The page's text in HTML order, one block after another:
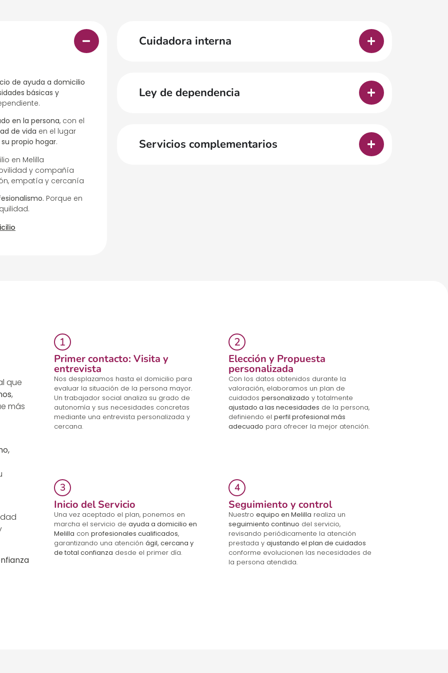
de ayuda a domicilio
básicas y
en la persona, con el
de vida en el lugar
su propio hogar.
en Melilla
y compañía
empatía y cercanía
Porque en
Cuidadora interna
Ley de dependencia
Servicios complementarios
que
,
más
Primer contacto: Visita y
entrevista
Nos desplazamos hasta el domicilio para
evaluar la situación de la persona mayor.
Un trabajador social analiza su grado de
autonomía y sus necesidades concretas
mediante una entrevista personalizada y
cercana.
Elección y Propuesta
personalizada
Con los datos obtenidos durante la
valoración, elaboramos un plan de
cuidadospersonalizado y totalmente
ajustado a las necesidades de la persona,
definiendo elperfil profesional más
adecuado para ofrecer la mejor atención.
Inicio del Servicio
Una vez aceptado el plan, ponemos en
marcha el servicio deayuda a domicilio en
Melilla conprofesionales cualificados,
garantizando una atenciónágil, cercana y
de total confianza desde el primer día.
Seguimiento y control
Nuestroequipo en Melilla realiza un
seguimiento continuo del servicio,
revisando periódicamente la atención
prestada yajustando el plan de cuidados
conforme evolucionen las necesidades de
la persona atendida.